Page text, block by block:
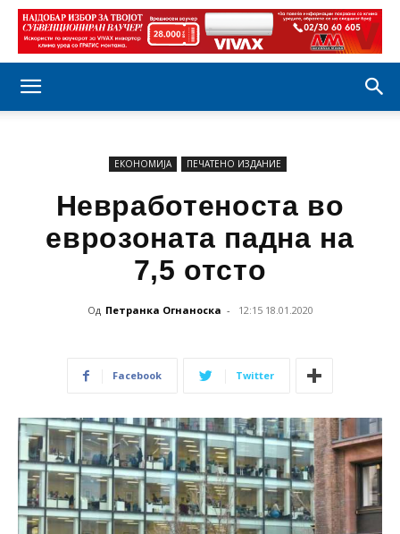
ЕКОНОМИЈА ПЕЧАТЕНО ИЗДАНИЕ
Невработеноста во
еврозоната падна на
7,5 отсто
Од Петранка Огнаноска - 12:15 18.01.2020
Facebook Twitter